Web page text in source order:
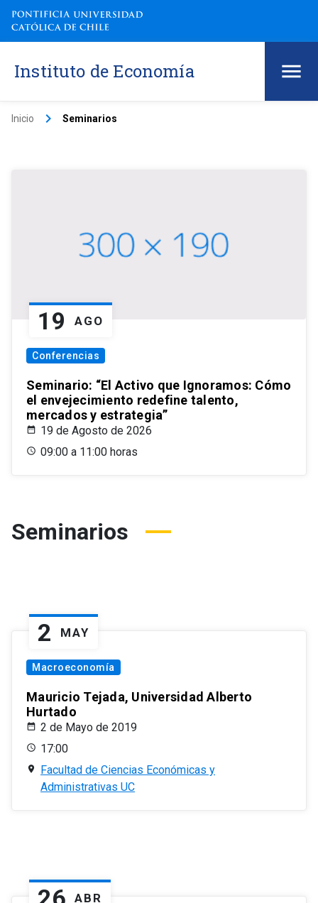
Instituto de Economía
Inicio keyboard_arrow_right Seminarios
19 AGO
Conferencias
Seminario: “El Activo que Ignoramos: Cómo
el envejecimiento redefine talento,
mercados y estrategia”
19 de Agosto de 2026
09:00 a 11:00 horas
Seminarios
2 MAY
Macroeconomía
Mauricio Tejada, Universidad Alberto
Hurtado
2 de Mayo de 2019
17:00
Facultad de Ciencias Económicas y
Administrativas UC
ABR